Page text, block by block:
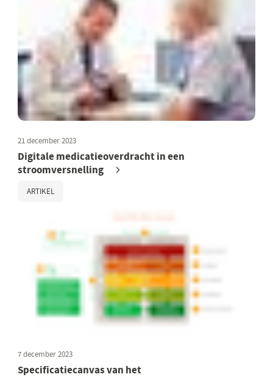
21 december 2023
Digitale medicatieoverdracht in een
stroomversnelling
ARTIKEL
7 december 2023
Specificatiecanvas van het